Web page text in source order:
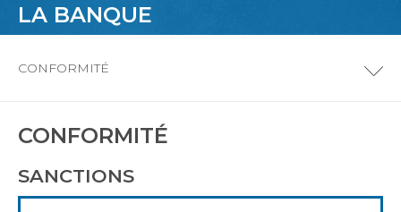
LA BANQUE
CONFORMITÉ
CONFORMITÉ
SANCTIONS